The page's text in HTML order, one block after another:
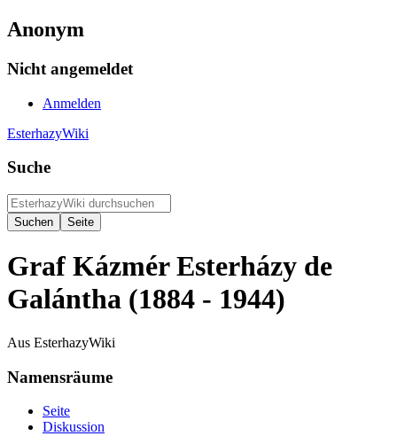
Anonym
Nicht angemeldet
Anmelden
EsterhazyWiki
Suche
Graf Kázmér Esterházy de
Galántha (1884 - 1944)
Aus EsterhazyWiki
Namensräume
Seite
Diskussion